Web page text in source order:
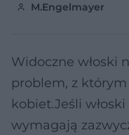
M.Engelmayer
Widoczne włoski
problem, z
kobiet.Jeśli
wymagają